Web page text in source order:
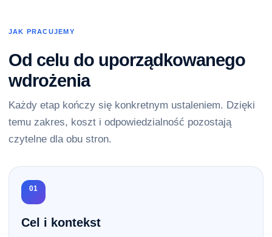
JAK PRACUJEMY
Od celu do uporządkowanego
wdrożenia
Każdy etap kończy się konkretnym ustaleniem. Dzięki
temu zakres, koszt i odpowiedzialność pozostają
czytelne dla obu stron.
01
Cel i kontekst